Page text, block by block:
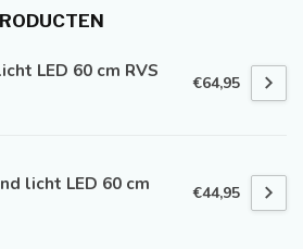
LED 60 cm RVS
€64,95
licht LED 60 cm €44,95